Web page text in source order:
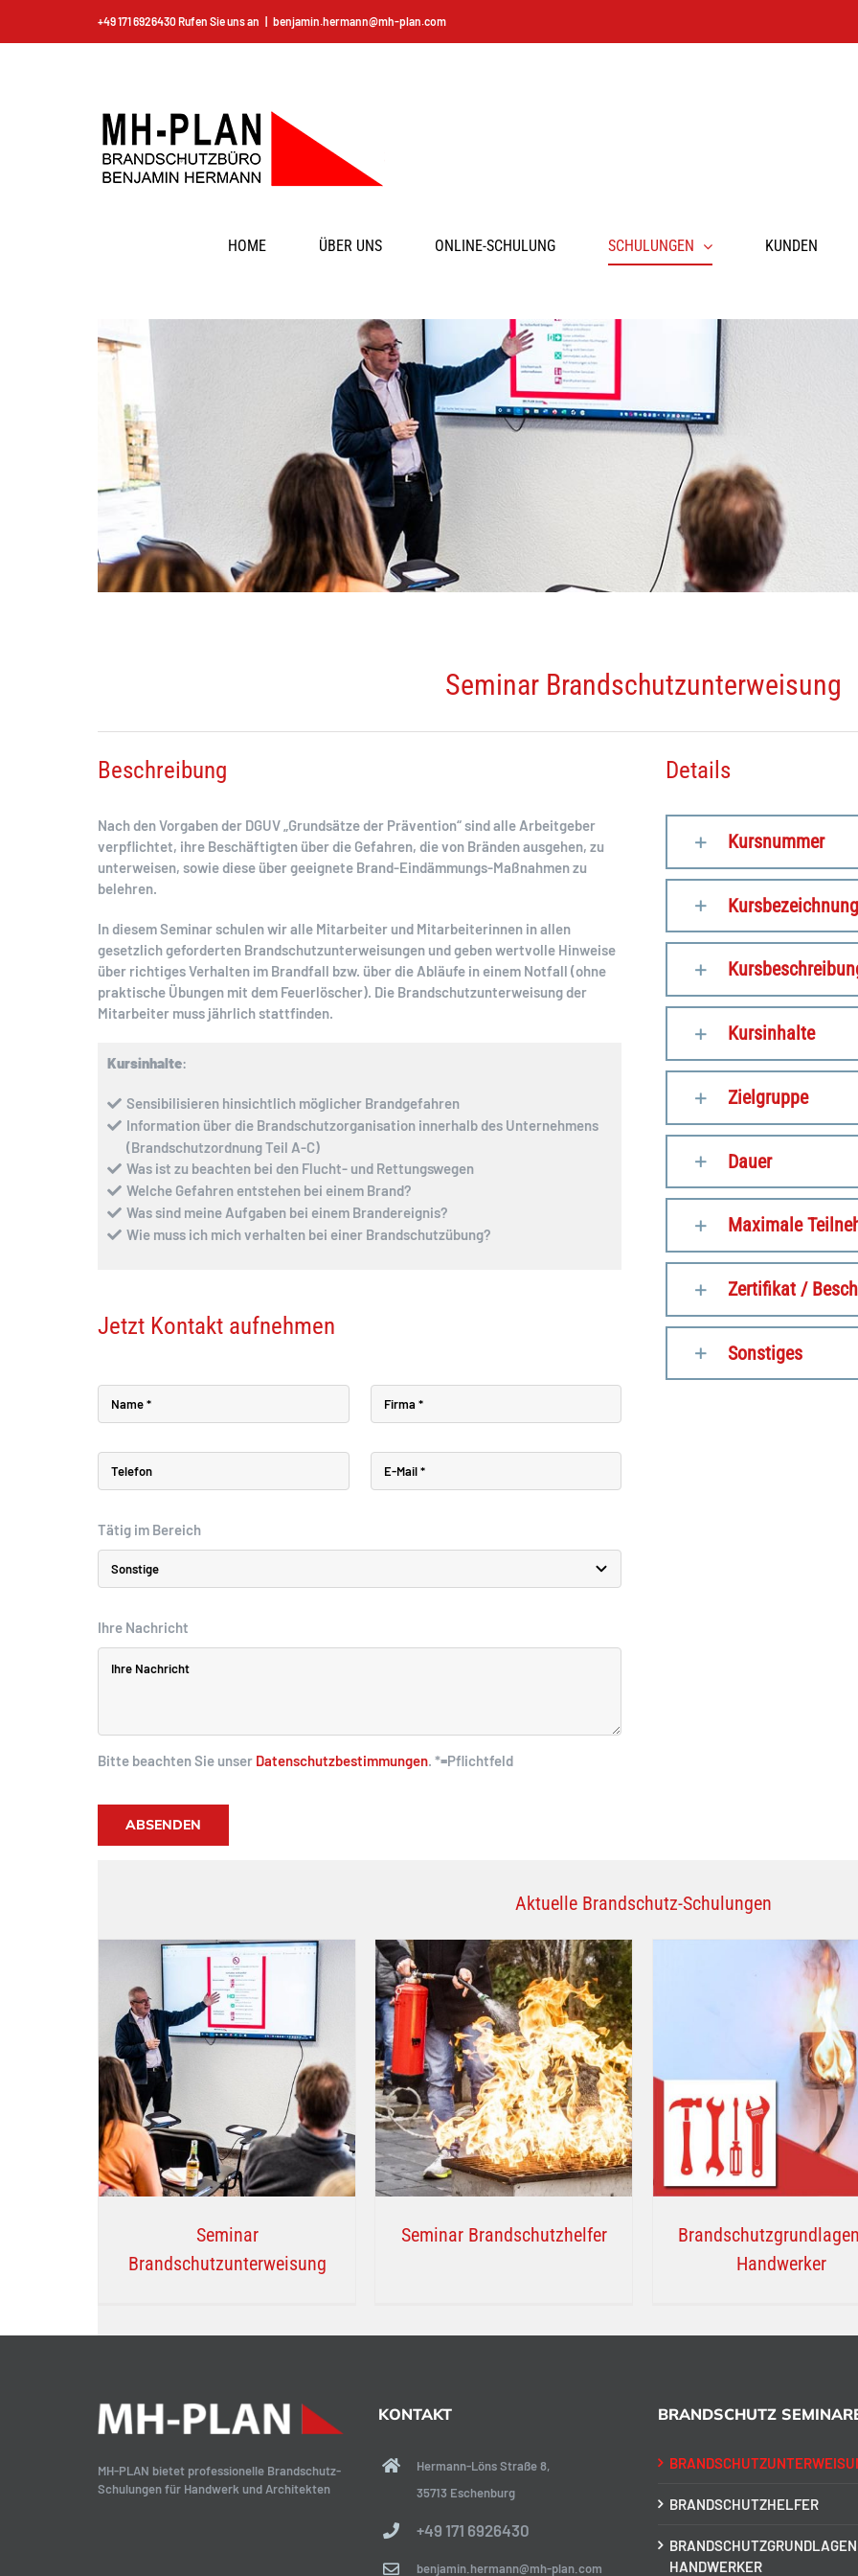
+49 171 6926430 Rufen Sie uns an benjamin.hermann@mh-plan.com
HOME ÜBER UNS ONLINE-SCHULUNG SCHULUNGEN KUNDEN
Larger
Seminar Brandschutzunterweisung
Beschreibung
Nach den Vorgaben der DGUV „Grundsätze der Prävention“ sind alle Arbeitgeber
verpflichtet, ihre Beschäftigten über die Gefahren, die von Bränden ausgehen, zu
unterweisen, sowie diese über geeignete Brand-Eindämmungs-Maßnahmen zu
belehren.
In diesem Seminar schulen wir alle Mitarbeiter und Mitarbeiterinnen in allen
gesetzlich geforderten Brandschutzunterweisungen und geben wertvolle Hinweise
über richtiges Verhalten im Brandfall bzw. über die Abläufe in einem Notfall (ohne
praktische Übungen mit dem Feuerlöscher). Die Brandschutzunterweisung der
Mitarbeiter muss jährlich stattfinden.
Kursinhalte:
Sensibilisieren hinsichtlich möglicher Brandgefahren
Information über die Brandschutzorganisation innerhalb des Unternehmens
(Brandschutzordnung Teil A-C)
Was ist zu beachten bei den Flucht- und Rettungswegen
Welche Gefahren entstehen bei einem Brand?
Was sind meine Aufgaben bei einem Brandereignis?
Wie muss ich mich verhalten bei einer Brandschutzübung?
Jetzt Kontakt aufnehmen
Tätig im Bereich
Ihre Nachricht
Bitte beachten Sie unser Datenschutzbestimmungen. *=Pflichtfeld
ABSENDEN
Details
Kursnummer
Kursbezeichnung
Kursinhalte
Zielgruppe
Dauer
Maximale
Zertifikat /
Sonstiges
Aktuelle Brandschutz-Schulungen
Seminar
Brandschutzunterweisung
Seminar Brandschutzhelfer
Seminar Brandschutzhelfer
Brandschutzgrundlagen für
Handwerker
Seminare
Handwerker
Seminar für das Handwerk –
MLüAR
Seminare
MH-PLAN bietet professionelle Brandschutz-
Schulungen für Handwerk und Architekten
KONTAKT
Hermann-Löns Straße 8,
35713 Eschenburg
+49 171 6926430
benjamin.hermann@mh-plan.com
BRANDSCHUTZ
BRANDSCHUTZHELFER
BRANDSCHUTZGRUNDLAGEN
HANDWERKER